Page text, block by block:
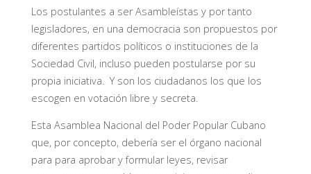
Los postulantes a ser Asambleístas y por tanto
legisladores, en una democracia son propuestos por
diferentes partidos políticos o instituciones de la
Sociedad Civil, incluso pueden postularse por su
propia iniciativa. Y son los ciudadanos los que los
escogen en votación libre y secreta.
Esta Asamblea Nacional del Poder Popular Cubano
que, por concepto, debería ser el órgano nacional
para para aprobar y formular leyes, revisar